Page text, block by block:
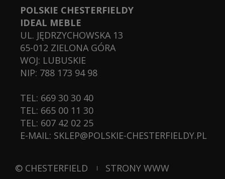
POLSKIE CHESTERFIELDY
IDEAL MEBLE
UL. JĘDRZYCHOWSKA 13
65-012 ZIELONA GÓRA
WOJ: LUBUSKIE
NIP: 788 173 94 98
TEL: 669 30 30 40
TEL: 665 00 11 30
TEL: 607 42 02 25
E-MAIL: SKLEP@POLSKIE-CHESTERFIELDY.PL
© CHESTERFIELD STRONY WWW